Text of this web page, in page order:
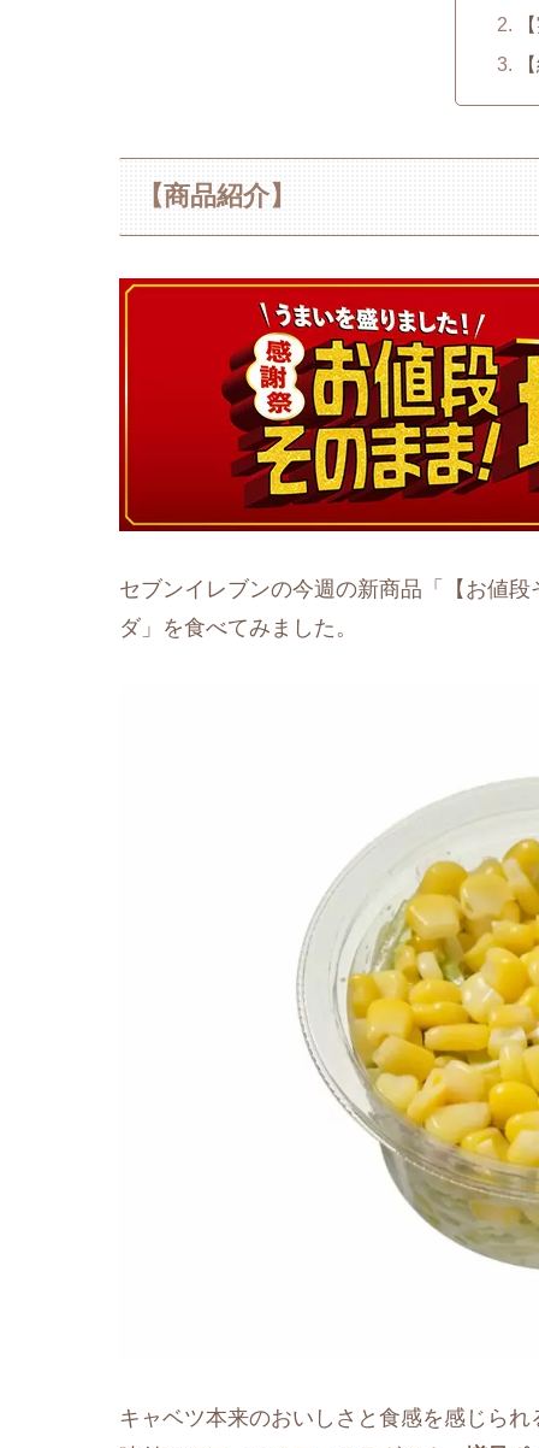
【商品紹介】
セブンイレブンの今週の新商品「【お値
ダ」を食べてみました。
キャベツ本来のおいしさと食感を感じら